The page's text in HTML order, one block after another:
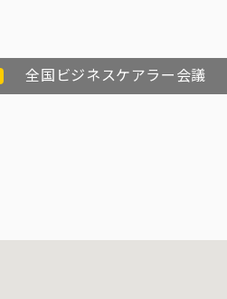
全国ビジネスケアラー会議